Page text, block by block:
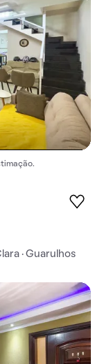
· Guarulhos